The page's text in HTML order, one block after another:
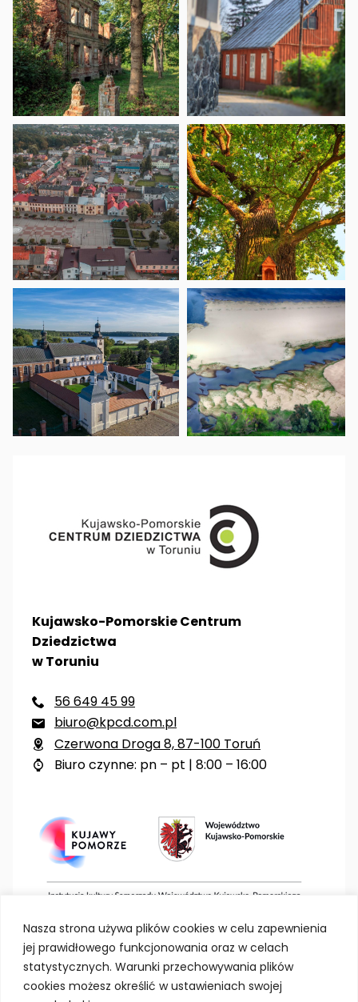
Nasza strona używa plików cookies w celu zapewnienia
jej prawidłowego funkcjonowania oraz w celach
statystycznych. Warunki przechowywania plików
cookies możesz określić w ustawieniach swojej
Kujawsko-Pomorskie Centrum
Dziedzictwa
w Toruniu
 56 649 45 99
 biuro@kpcd.com.pl
 Czerwona Droga 8, 87-100 Toruń
 Biuro czynne: pn – pt | 8:00 – 16:00